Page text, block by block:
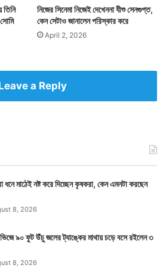
Entertainment News
তিনি
নিজের সিনেমা নিজেই দেখেননা যীশু সেনগুপ্ত,
কেন সেটাও জানালেন পরিস্কার করে
April 2, 2026
a Reply
ধনে মাঠেই নষ্ট করে দিচ্ছেন কৃষকরা, কেন এমনটা করছেন
8, 2026
ভিজে ৯০ ফুট উঁচু জলের ট্যাঙ্কের মাথায় চড়ে বসে রইলেন ৩
8, 2026